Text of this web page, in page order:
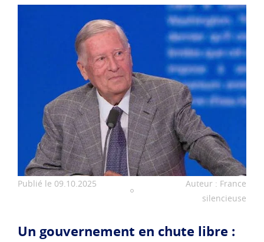
Publié le 09.10.2025
Auteur : France
silencieuse
Un gouvernement en chute libre :